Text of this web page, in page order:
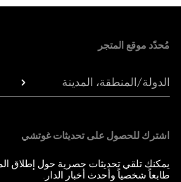
مُحدّد موقع المتجر
الدولة/المنطقة، المدينة
اشترك للحصول على تحديثات غوتشي
يمكنك تلقي تحديثات حصرية حول إطلاق
طابعاً شخصياً وأحدث أخبار الدار.